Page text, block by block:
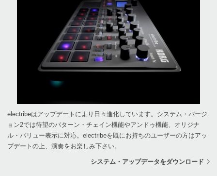
electribeはアップデートにより日々進化しています。システム・バージ
ョン2では待望のパターン・チェイン機能やアンドゥ機能、オリジナ
ル・バリュー表示に対応。electribeを既にお持ちのユーザーの方はアッ
プデートの上、演奏をお楽しみ下さい。
システム・アップデータをダウンロード